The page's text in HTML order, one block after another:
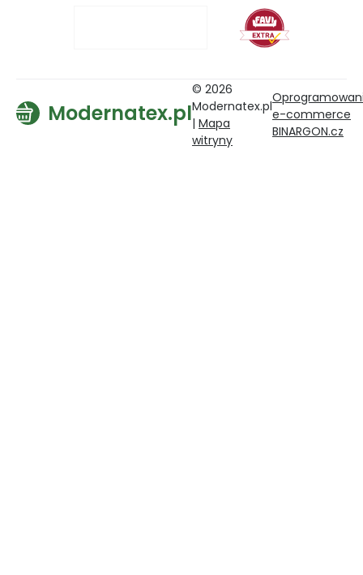
Modernatex.pl
© 2026
Modernatex.pl
| Mapa
witryny
e-commerce
BINARGON.cz